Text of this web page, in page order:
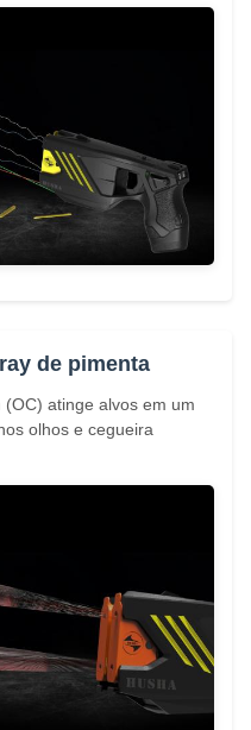
de pimenta
atinge alvos em um
olhos e cegueira